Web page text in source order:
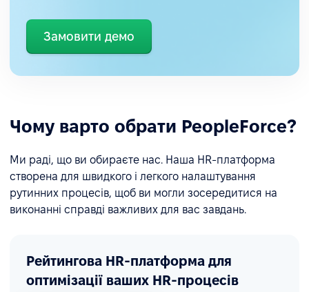
Замовити демо
Чому варто обрати PeopleForce?
Ми раді, що ви обираєте нас. Наша HR-платформа
створена для швидкого і легкого налаштування
рутинних процесів, щоб ви могли зосередитися на
виконанні справді важливих для вас завдань.
Рейтингова HR-платформа для
оптимізації ваших HR-процесів